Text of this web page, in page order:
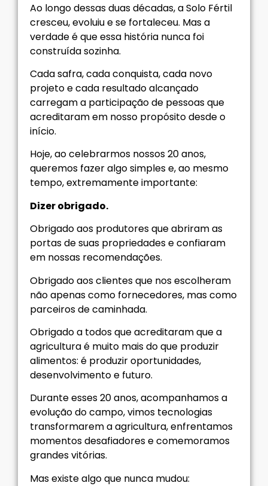
Ao longo dessas duas décadas, a Solo Fértil
cresceu, evoluiu e se fortaleceu. Mas a
verdade é que essa história nunca foi
construída sozinha.
Cada safra, cada conquista, cada novo
projeto e cada resultado alcançado
carregam a participação de pessoas que
acreditaram em nosso propósito desde o
início.
Hoje, ao celebrarmos nossos 20 anos,
queremos fazer algo simples e, ao mesmo
tempo, extremamente importante:
Dizer obrigado.
Obrigado aos produtores que abriram as
portas de suas propriedades e confiaram
em nossas recomendações.
Obrigado aos clientes que nos escolheram
não apenas como fornecedores, mas como
parceiros de caminhada.
Obrigado a todos que acreditaram que a
agricultura é muito mais do que produzir
alimentos: é produzir oportunidades,
desenvolvimento e futuro.
Durante esses 20 anos, acompanhamos a
evolução do campo, vimos tecnologias
transformarem a agricultura, enfrentamos
momentos desafiadores e comemoramos
grandes vitórias.
Mas existe algo que nunca mudou: